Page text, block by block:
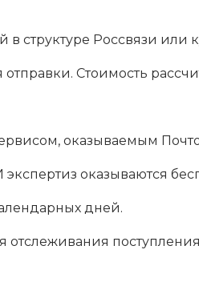
Россвязи или
отправки. Стоимость
оказываемым
оказываются
дней.